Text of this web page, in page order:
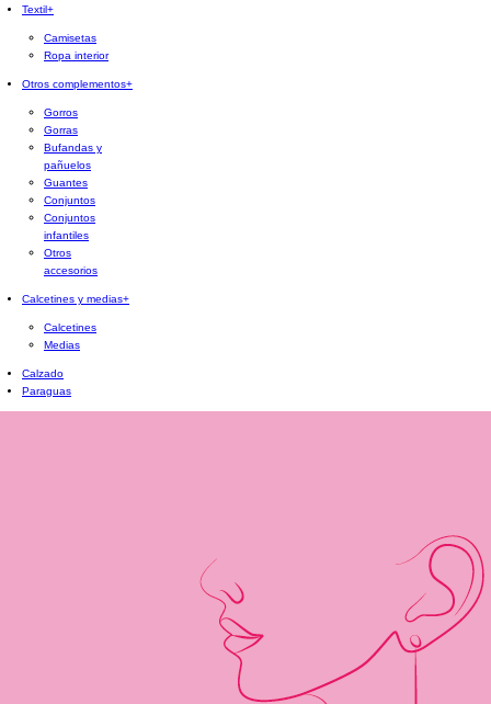
Textil+
Camisetas
Ropa interior
Otros complementos+
Gorros
Gorras
Bufandas y
pañuelos
Guantes
Conjuntos
Conjuntos
infantiles
Otros
accesorios
Calcetines y medias+
Calcetines
Medias
Calzado
Paraguas